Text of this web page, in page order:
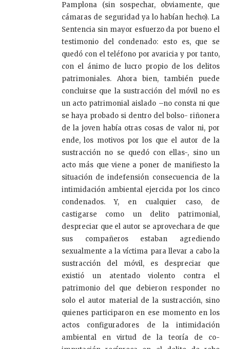
Pamplona (sin sospechar, obviamente, que
cámaras de seguridad ya lo habían hecho). La
Sentencia sin mayor esfuerzo da por bueno el
testimonio del condenado: esto es, que se
quedó con el teléfono por avaricia y por tanto,
con el ánimo de lucro propio de los delitos
patrimoniales. Ahora bien, también puede
concluirse que la sustracción del móvil no es
un acto patrimonial aislado –no consta ni que
se haya probado si dentro del bolso- riñonera
de la joven había otras cosas de valor ni, por
ende, los motivos por los que el autor de la
sustracción no se quedó con ellas-, sino un
acto más que viene a poner de manifiesto la
situación de indefensión consecuencia de la
intimidación ambiental ejercida por los cinco
condenados. Y, en cualquier caso, de
castigarse como un delito patrimonial,
despreciar que el autor se aprovechara de que
sus compañeros estaban agrediendo
sexualmente a la víctima para llevar a cabo la
sustracción del móvil, es despreciar que
existió un atentado violento contra el
patrimonio del que debieron responder no
solo el autor material de la sustracción, sino
quienes participaron en ese momento en los
actos configuradores de la intimidación
ambiental en virtud de la teoría de co-